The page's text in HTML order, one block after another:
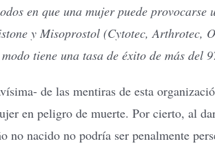
en que una mujer puede
y Misoprostol (Cytotec,
tiene una tasa de éxito de más del
de las mentiras de esta
en peligro de muerte. Por cierto, al
no nacido no podría ser penalmente